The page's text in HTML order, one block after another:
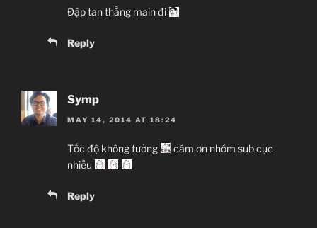
Đập tan thằng main đi
Reply
Symp
MAY 14, 2014 AT 18:24
Tốc độ không tưởng
cám ơn nhóm sub cực
nhiều
Reply